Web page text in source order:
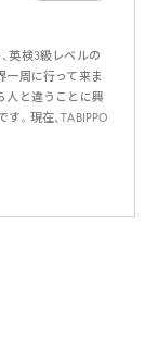
英検3級レベルの
一周に行って来ま
人と違うことに興
。現在、TABIPPO